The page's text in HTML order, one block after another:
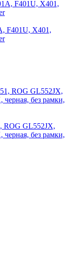
F401U, X401,
ROG GL552JX,
без рамки,